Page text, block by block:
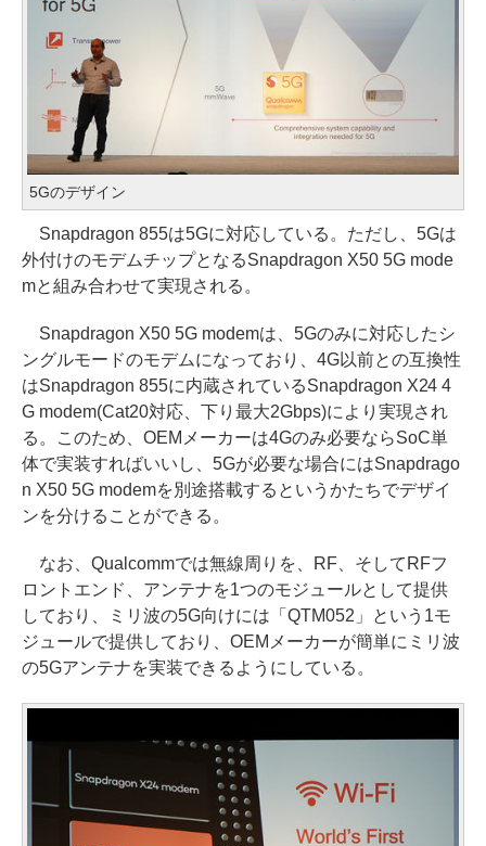
5Gのデザイン
Snapdragon 855は5Gに対応している。ただし、5Gは
外付けのモデムチップとなるSnapdragon X50 5G mode
mと組み合わせて実現される。
Snapdragon X50 5G modemは、5Gのみに対応したシ
ングルモードのモデムになっており、4G以前との互換性
はSnapdragon 855に内蔵されているSnapdragon X24 4
G modem(Cat20対応、下り最大2Gbps)により実現され
る。このため、OEMメーカーは4Gのみ必要ならSoC単
体で実装すればいいし、5Gが必要な場合にはSnapdrago
n X50 5G modemを別途搭載するというかたちでデザイ
ンを分けることができる。
なお、Qualcommでは無線周りを、RF、そしてRFフ
ロントエンド、アンテナを1つのモジュールとして提供
しており、ミリ波の5G向けには「QTM052」という1モ
ジュールで提供しており、OEMメーカーが簡単にミリ波
の5Gアンテナを実装できるようにしている。